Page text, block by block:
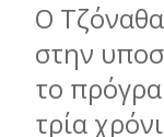
Ο
στην
το
τρία